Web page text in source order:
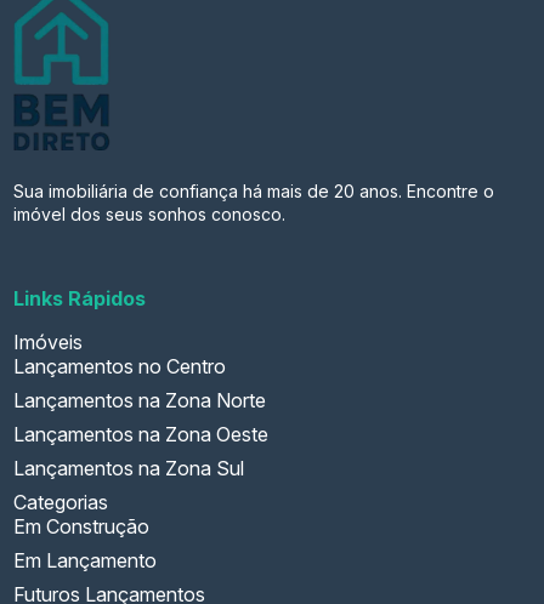
Sua imobiliária de confiança há mais de 20 anos. Encontre o
imóvel dos seus sonhos conosco.
Links Rápidos
Imóveis
Lançamentos no Centro
Lançamentos na Zona Norte
Lançamentos na Zona Oeste
Lançamentos na Zona Sul
Categorias
Em Construção
Em Lançamento
Futuros Lançamentos